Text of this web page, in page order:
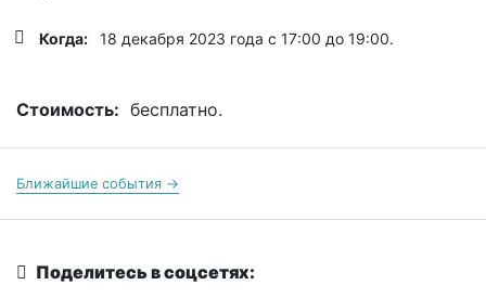
Когда: 18 декабря 2023 года с 17:00 до 19:00.
Стоимость: бесплатно.
Ближайшие события →
Поделитесь в соцсетях: